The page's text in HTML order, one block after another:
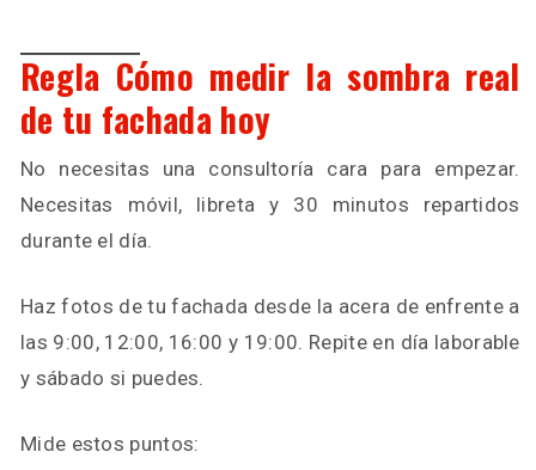
Regla Cómo medir la sombra real
de tu fachada hoy
No necesitas una consultoría cara para empezar.
Necesitas móvil, libreta y 30 minutos repartidos
durante el día.
Haz fotos de tu fachada desde la acera de enfrente a
las 9:00, 12:00, 16:00 y 19:00. Repite en día laborable
y sábado si puedes.
Mide estos puntos: